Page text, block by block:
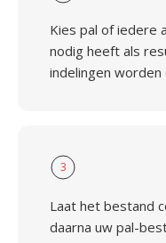
Kies pal of iedere
nodig heeft als
indelingen
3
Laat het bestand
daarna uw pal-